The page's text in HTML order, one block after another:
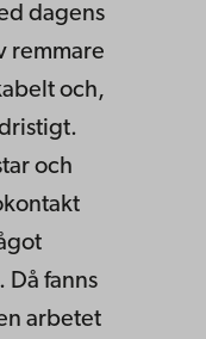
dagens
remmare
och,
och
Då fanns
arbetet